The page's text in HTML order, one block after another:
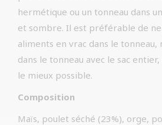
hermétique ou un tonneau dans
et sombre. Il est préférable de
aliments en vrac dans le
dans le tonneau avec le sac
le mieux possible.
Composition
Maïs, poulet séché (23%), orge,